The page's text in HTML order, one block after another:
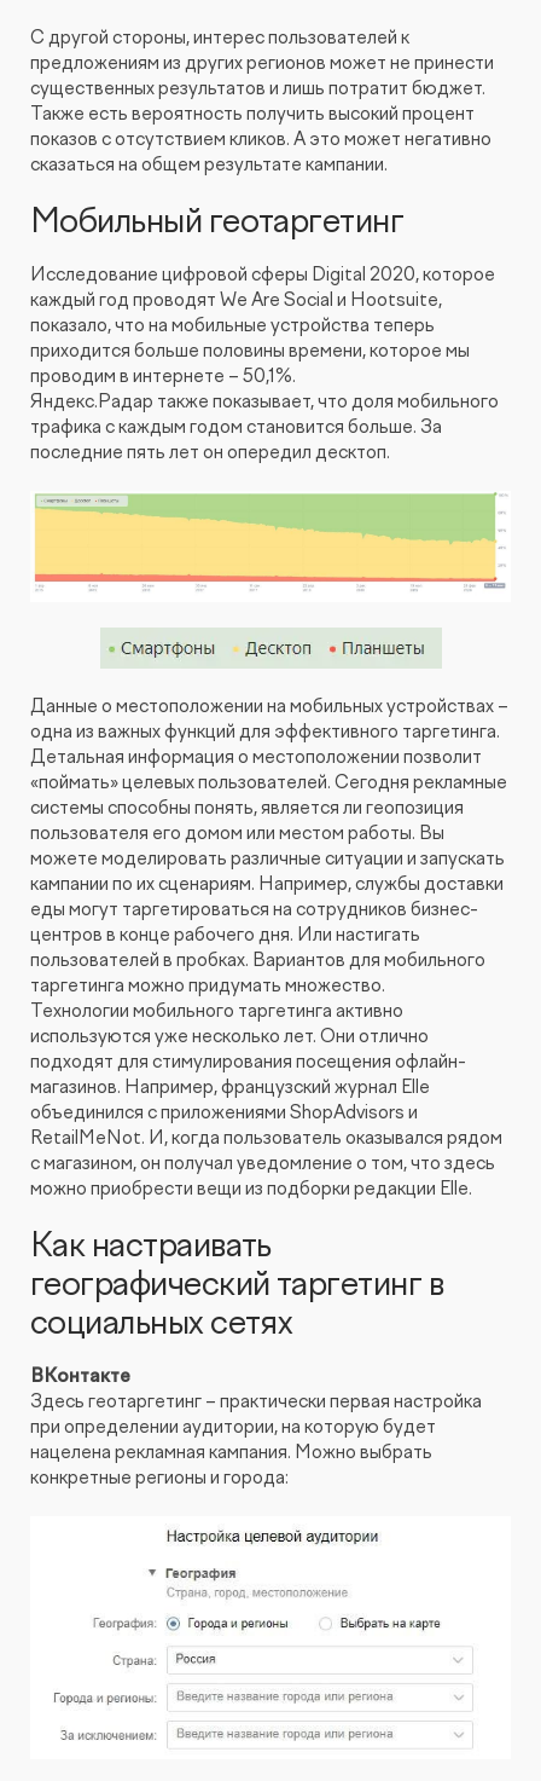
С другой стороны, интерес пользователей к
предложениям из других регионов может не принести
существенных результатов и лишь потратит бюджет.
Также есть вероятность получить высокий процент
показов с отсутствием кликов. А это может негативно
сказаться на общем результате кампании.
Мобильный геотаргетинг
Исследование цифровой сферы Digital 2020, которое
каждый год проводят We Are Social и Hootsuite,
показало, что на мобильные устройства теперь
приходится больше половины времени, которое мы
проводим в интернете – 50,1%.
Яндекс.Радар также показывает, что доля мобильного
трафика с каждым годом становится больше. За
последние пять лет он опередил десктоп.
Данные о местоположении на мобильных устройствах –
одна из важных функций для эффективного таргетинга.
Детальная информация о местоположении позволит
«поймать» целевых пользователей. Сегодня рекламные
системы способны понять, является ли геопозиция
пользователя его домом или местом работы. Вы
можете моделировать различные ситуации и запускать
кампании по их сценариям. Например, службы доставки
еды могут таргетироваться на сотрудников бизнес-
центров в конце рабочего дня. Или настигать
пользователей в пробках. Вариантов для мобильного
таргетинга можно придумать множество.
Технологии мобильного таргетинга активно
используются уже несколько лет. Они отлично
подходят для стимулирования посещения офлайн-
магазинов. Например, французский журнал Elle
объединился с приложениями ShopAdvisors и
RetailMeNot. И, когда пользователь оказывался рядом
с магазином, он получал уведомление о том, что здесь
можно приобрести вещи из подборки редакции Elle.
Как настраивать
географический таргетинг в
социальных сетях
ВКонтакте
Здесь геотаргетинг – практически первая настройка
при определении аудитории, на которую будет
нацелена рекламная кампания. Можно выбрать
конкретные регионы и города: